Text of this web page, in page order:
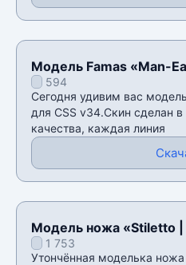
Модель Famas «Man-
594
Сегодня удивим вас
для CSS v34.Скин сделан
качества, каждая линия
Модель ножа «Stiletto |
v341 753
Утончённая моделька